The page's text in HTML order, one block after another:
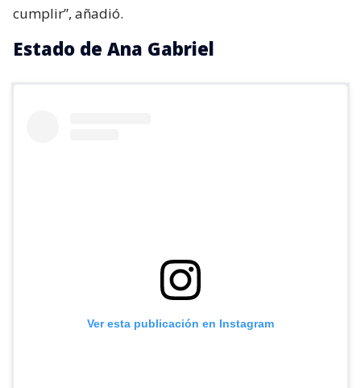
cumplir”, añadió.
Estado de Ana Gabriel
Ver esta publicación en Instagram